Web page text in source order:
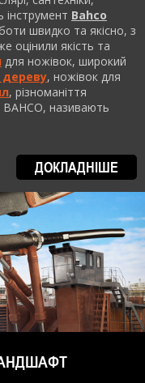
інструмент Bahco
швидко та якісно, з
оцінили якість та
для ножівок, широкий
дереву, ножівок для
, різноманіття
BAHCO, називають
ДОКЛАДНІШЕ